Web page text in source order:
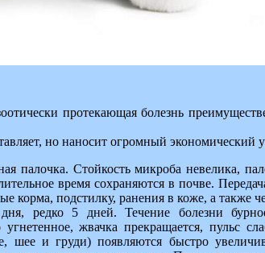
протекающая болезнь
но наносит огромный экономический
палочка. Стойкость микроба невелика,
время сохраняются в почве.
корма, подстилку, ранения в коже, а также
редко 5 дней. Течение болезни
жвачка прекращается, пульс
шее и груди) появляются быстро